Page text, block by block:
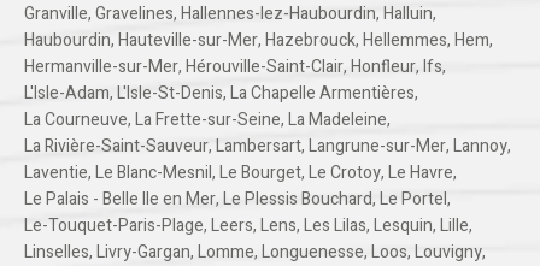
Granville,Gravelines,Hallennes-lez-Haubourdin,Halluin,
Haubourdin,Hauteville-sur-Mer,Hazebrouck,Hellemmes,Hem,
Hermanville-sur-Mer,Hérouville-Saint-Clair,Honfleur,Ifs,
L'Isle-Adam,L'Isle-St-Denis,La Chapelle Armentières,
La Courneuve,La Frette-sur-Seine,La Madeleine,
La Rivière-Saint-Sauveur,Lambersart,Langrune-sur-Mer,Lannoy,
Laventie,Le Blanc-Mesnil,Le Bourget,Le Crotoy,Le Havre,
Le Palais - Belle Ile en Mer,Le Plessis Bouchard,Le Portel,
Le-Touquet-Paris-Plage,Leers,Lens,Les Lilas,Lesquin,Lille,
Linselles,Livry-Gargan,Lomme,Longuenesse,Loos,Louvigny,